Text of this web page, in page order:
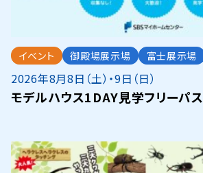
イベント 御殿場展示場 富士展示場
2026年8月8日（土）・9日（日）
モデルハウス1DAY見学フリーパス